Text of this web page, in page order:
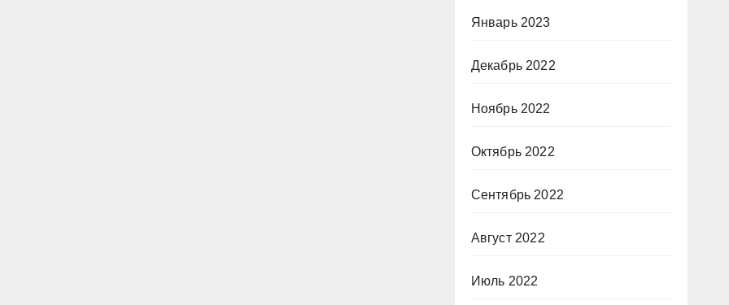
Январь 2023
Декабрь 2022
Ноябрь 2022
Октябрь 2022
Сентябрь 2022
Август 2022
Июль 2022